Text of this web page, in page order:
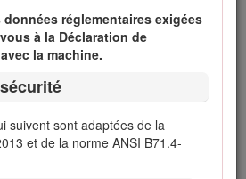
réglementaires exigées
à la Déclaration de
la machine.
suivent sont adaptées de la
et de la norme ANSI B71.4-
et autre végétation sur le bord des
agricoles.
notice pour apprendre comment
votre produit, et éviter de
blesser. Vous êtes responsable de
Toro directement sur le site
document de formation à la sécurité